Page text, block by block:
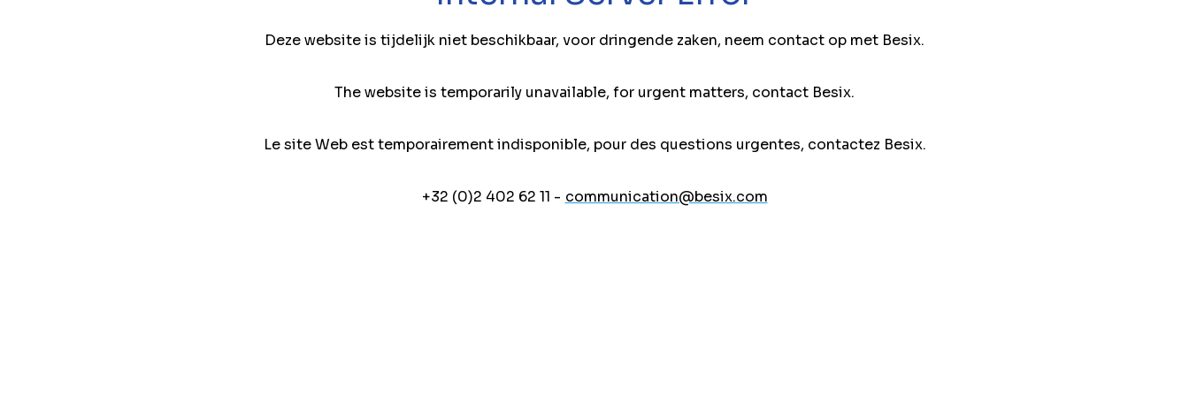
Deze website is tijdelijk niet beschikbaar, voor dringende zaken, neem contact op met Besix.
The website is temporarily unavailable, for urgent matters, contact Besix.
Le site Web est temporairement indisponible, pour des questions urgentes, contactez Besix.
+32 (0)2 402 62 11 - communication@besix.com